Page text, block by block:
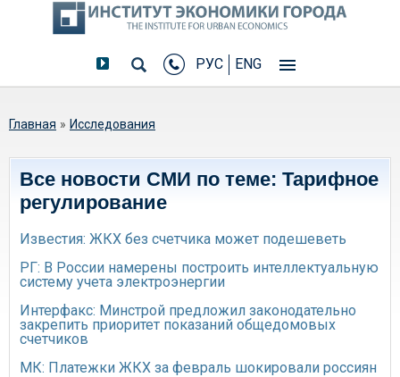
РУС ENG
Вы здесь
Главная » Исследования
Все новости СМИ по теме: Тарифное
регулирование
Известия: ЖКХ без счетчика может подешеветь
РГ: В России намерены построить интеллектуальную
систему учета электроэнергии
Интерфакс: Минстрой предложил законодательно
закрепить приоритет показаний общедомовых
счетчиков
МК: Платежки ЖКХ за февраль шокировали россиян